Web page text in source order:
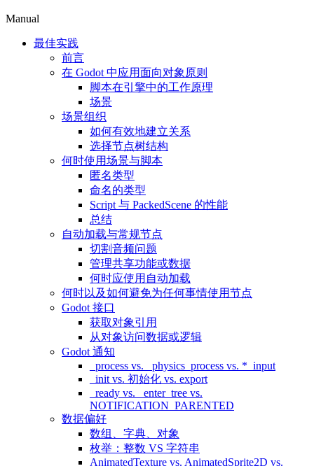
Manual
最佳实践
前言
在 Godot 中应用面向对象原则
脚本在引擎中的工作原理
场景
场景组织
如何有效地建立关系
选择节点树结构
何时使用场景与脚本
匿名类型
命名的类型
Script 与 PackedScene 的性能
总结
自动加载与常规节点
切割音频问题
管理共享功能或数据
何时应使用自动加载
何时以及如何避免为任何事情使用节点
Godot 接口
获取对象引用
从对象访问数据或逻辑
Godot 通知
_process vs. _physics_process vs. *_input
_init vs. 初始化 vs. export
_ready vs. _enter_tree vs.
NOTIFICATION_PARENTED
数据偏好
数组、字典、对象
枚举：整数 VS 字符串
AnimatedTexture vs. AnimatedSprite2D vs.